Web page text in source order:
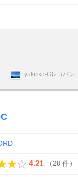
yukinko-Gレコパン
4.21 （28 件）